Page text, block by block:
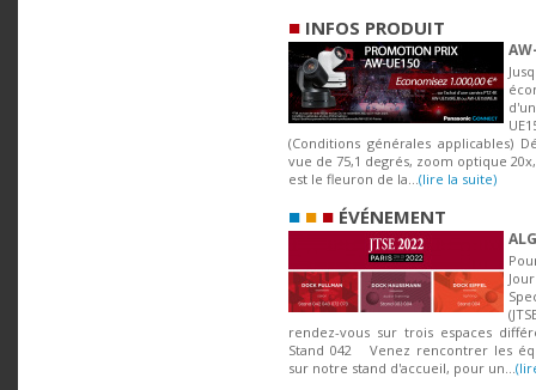
■ INFOS PRODUIT
(Conditions générales applicables)
vue de 75,1 degrés, zoom optique
est le fleuron de la...(lire la suite)
■ ■ ■ ÉVÉNEMENT
rendez-vous sur trois espaces
Stand 042 Venez rencontrer les
sur notre stand d'accueil, pour un...